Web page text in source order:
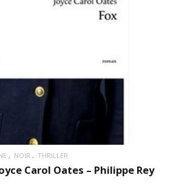
NOIR THRILLER
Carol Oates – Philippe Rey